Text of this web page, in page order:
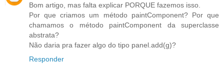
Bom artigo, mas falta explicar PORQUE fazemos isso.
Por que criamos um método paintComponent? Por que
chamamos o método paintComponent da superclasse
abstrata?
Não daria pra fazer algo do tipo panel.add(g)?
Responder